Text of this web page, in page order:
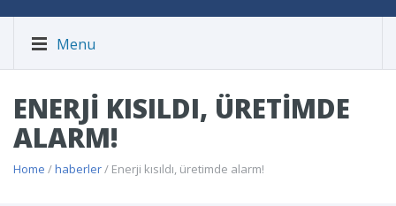
Menu
ENERJI KISILDI, ÜRETIMDE
ALARM!
Home /haberler/ Enerji kısıldı, üretimde alarm!